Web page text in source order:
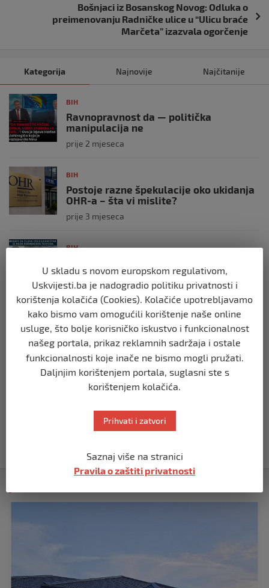
Bošnjaci iz Bosanskog Novog: Odluka o
preimenovanju Radničke ulice u “Ulicu braće
Marčeta” izazvala ogorčenje
Kategorija Najnovije Najčitanije
BIH
Ravnopravnost da — politička
manipulacija ne
prije 2 mjeseca
BIH
Postoje razne špekulacije oko ukidanja
OHR-a – šta vi mislite?
prije 3 mjeseca
BIH
najveće šanse za povratak u
Predsjedništvo BiH
prije 3 mjeseca
BIH
Demantij Federalnog ministarstva
unutrašnjih poslova
prije 5 mjeseci
Akcija SIPA-e: Pretresaju se stambeni i
pomoćni objekti
U skladu s novom europskom regulativom,
Uskvijesti.ba je nadogradio politiku privatnosti i
korištenja kolačića (Cookies). Kolačiće upotrebljavamo
kako bismo vam omogućili korištenje naše online
usluge, što bolje korisničko iskustvo i funkcionalnost
našeg portala, prikaz reklamnih sadržaja i ostale
funkcionalnosti koje inače ne bismo mogli pružati.
Daljnjim korištenjem portala, suglasni ste s
korištenjem kolačića.
Prihvati i zatvori
Saznaj više na stranici
Pravila o zaštiti privatnosti